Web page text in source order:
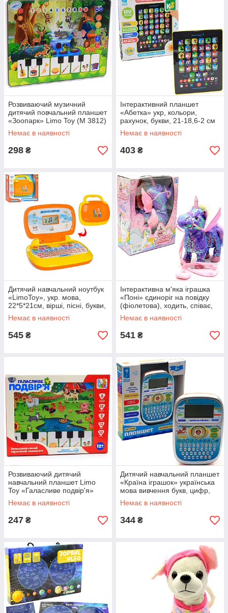
Розвиваючий музичний
дитячий повчальний планшет
«Зоопарк» Limo Toy (M 3812)
Немає в наявності
298 ₴
Інтерактивний планшет
«Абетка» укр, кольори,
рахунок, букви, 21-18,6-2 см
(PL-719-17)
Немає в наявності
403 ₴
Дитячий навчальний ноутбук
«LimoToy», укр. мова,
22*5*21см, вірші, пісні, букви,
цифри, ігри, SK 0022
Немає в наявності
545 ₴
Інтерактивна м'яка іграшка
«Поні» єдиноріг на повідку
(фіолетова), ходить, співає,
ірже 30*10*35 см (M1244)
Немає в наявності
541 ₴
Розвиваючий дитячий
навчальний планшет Limo
Toy «Галасливе подвір'я»
(Ферма), 25х19 см (M 3811)
Немає в наявності
247 ₴
Дитячий навчальний планшет
«Країна іграшок» українська
мова вивчення букв, цифр,
правопису 11*3*16 см
Немає в наявності
344 ₴